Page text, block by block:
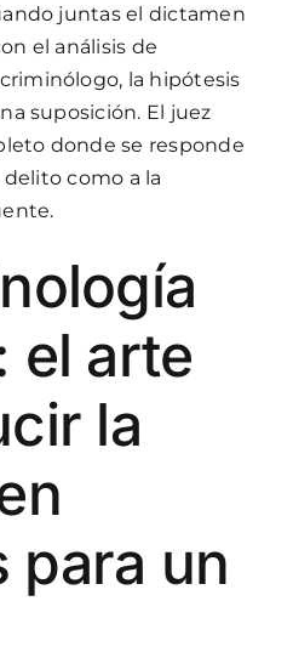
juntas el dictamen
el análisis de
la hipótesis
suposición. El juez
donde se responde
como a la
el arte
la
para un